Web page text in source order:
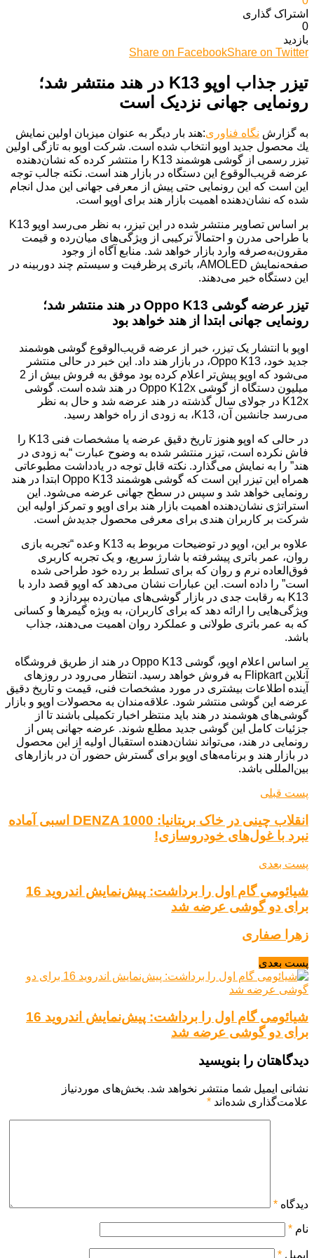
اشتراک گذاری‌
0
بازدید
Share on FacebookShare on Twitter
تیزر جذاب اوپو K13 در هند منتشر شد؛
رونمایی جهانی نزدیک است
به گزارش نگاه فناوری:هند بار دیگر به عنوان میزبان اولین نمايش
يك محصول جديد اوپو انتخاب شده است. شرکت اوپو به تازگی اولین
تیزر رسمی از گوشی هوشمند K13 را منتشر کرده که نشان‌دهنده
عرضه قریب‌الوقوع این دستگاه در بازار هند است. نکته جالب توجه
این است که این رونمایی حتی پیش از معرفی جهانی این مدل انجام
شده که نشان‌دهنده اهمیت بازار هند برای اوپو است.
بر اساس تصاویر منتشر شده در این تیزر، به نظر می‌رسد اوپو K13
با طراحی مدرن و احتمالاً ترکیبی از ویژگی‌های میان‌رده و قیمت
مقرون‌به‌صرفه وارد بازار خواهد شد. منابع آگاه از وجود
صفحه‌نمایش AMOLED، باتری پرظرفیت و سیستم چند دوربینه در
این دستگاه خبر می‌دهند.
تیزر عرضه گوشی Oppo K13 در هند منتشر شد؛
رونمایی جهانی ابتدا از هند خواهد بود
اوپو با انتشار یک تیزر، خبر از عرضه قریب‌الوقوع گوشی هوشمند
جدید خود، Oppo K13، در بازار هند داد. این خبر در حالی منتشر
می‌شود که اوپو پیش‌تر اعلام کرده بود موفق به فروش بیش از 2
میلیون دستگاه از گوشی Oppo K12x در هند شده است. گوشی
K12x در جولای سال گذشته در هند عرضه شد و حال به نظر
می‌رسد جانشین آن، K13، به زودی از راه خواهد رسید.
در حالی که اوپو هنوز تاریخ دقیق عرضه یا مشخصات فنی K13 را
فاش نکرده است، تیزر منتشر شده به وضوح عبارت “به زودی در
هند” را به نمایش می‌گذارد. نکته قابل توجه در یادداشت مطبوعاتی
همراه این تیزر این است که گوشی هوشمند Oppo K13 ابتدا در هند
رونمایی خواهد شد و سپس در سطح جهانی عرضه می‌شود. این
استراتژی نشان‌دهنده اهمیت بازار هند برای اوپو و تمرکز اولیه این
شرکت بر کاربران هندی برای معرفی محصول جدیدش است.
علاوه بر این، اوپو در توضیحات مربوط به K13 وعده “تجربه بازی
روان، عمر باتری پیشرفته با شارژ سریع، و یک تجربه کاربری
فوق‌العاده نرم و روان که برای تسلط بر رده خود طراحی شده
است” را داده است. این عبارات نشان می‌دهد که اوپو قصد دارد با
K13 به رقابت جدی در بازار گوشی‌های میان‌رده بپردازد و
ویژگی‌هایی را ارائه دهد که برای کاربران، به ویژه گیمرها و کسانی
که به عمر باتری طولانی و عملکرد روان اهمیت می‌دهند، جذاب
باشد.
بر اساس اعلام اوپو، گوشی Oppo K13 در هند از طریق فروشگاه
آنلاین Flipkart به فروش خواهد رسید. انتظار می‌رود در روزهای
آینده اطلاعات بیشتری در مورد مشخصات فنی، قیمت و تاریخ دقیق
عرضه این گوشی منتشر شود. علاقه‌مندان به محصولات اوپو و بازار
گوشی‌های هوشمند در هند باید منتظر اخبار تکمیلی باشند تا از
جزئیات کامل این گوشی جدید مطلع شوند. عرضه جهانی پس از
رونمایی در هند، می‌تواند نشان‌دهنده استقبال اولیه از این محصول
در بازار هند و برنامه‌های اوپو برای گسترش حضور آن در بازارهای
بین‌المللی باشد.
پست قبلی
انقلاب چینی در خاک بریتانیا: DENZA 1000 اسبی آماده
نبرد با غول‌های خودروسازی!
پست بعدی
شیائومی گام اول را برداشت: پیش‌نمایش اندروید 16
برای دو گوشی عرضه شد
زهرا صفاری
پست بعدی
شیائومی گام اول را برداشت: پیش‌نمایش اندروید 16
برای دو گوشی عرضه شد
دیدگاهتان را بنویسید
نشانی ایمیل شما منتشر نخواهد شد. بخش‌های موردنیاز
علامت‌گذاری شده‌اند *
دیدگاه *
نام *
ایمیل *